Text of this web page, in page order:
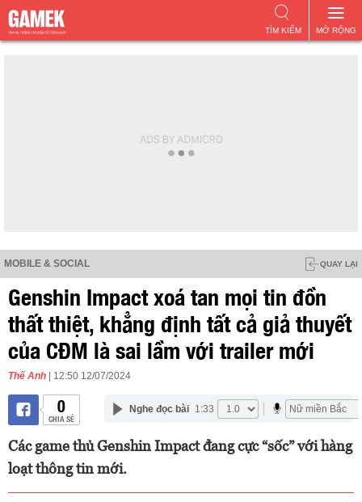
MỞ RỘNG
TÌM KIẾM
MOBILE & SOCIAL QUAY LẠI
Genshin Impact xoá tan mọi tin đồn
thất thiệt, khẳng định tất cả giả thuyết
của CĐM là sai lầm với trailer mới
Thế Anh | 12:50 12/07/2024
0
CHIA SẺ
Nghe đọc bài 1:33
Các game thủ Genshin Impact đang cực “sốc” với hàng
loạt thông tin mới.